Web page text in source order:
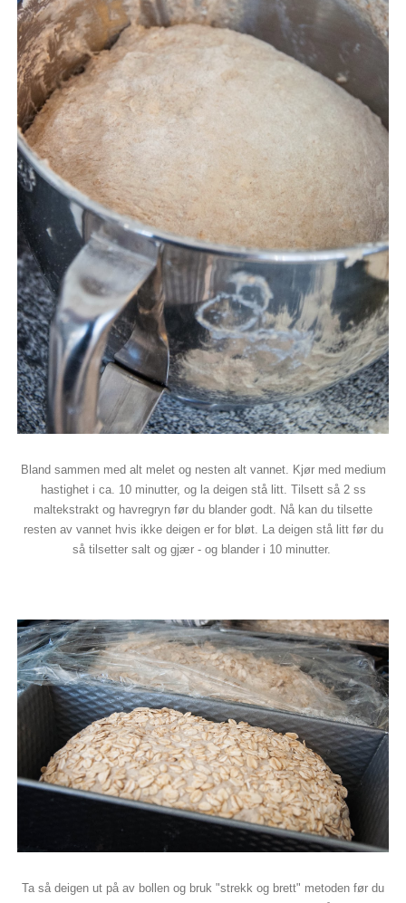
Bland sammen med alt melet og nesten alt vannet. Kjør med medium
hastighet i ca. 10 minutter, og la deigen stå litt. Tilsett så 2 ss
maltekstrakt og havregryn før du blander godt. Nå kan du tilsette
resten av vannet hvis ikke deigen er for bløt. La deigen stå litt før du
så tilsetter salt og gjær - og blander i 10 minutter.
Ta så deigen ut på av bollen og bruk "strekk og brett" metoden før du